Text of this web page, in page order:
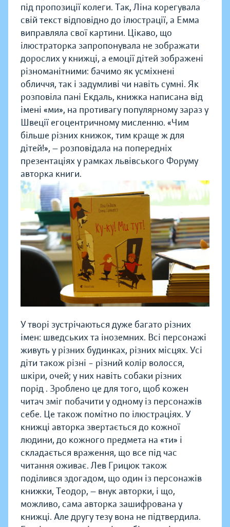
під пропозиції колеги. Так, Ліна корегувала
свій текст відповідно до ілюстрації, а Емма
виправляла свої картини. Цікаво, що
ілюстраторка запропонувала не зображати
дорослих у книжці, а емоції дітей зображені
різноманітними: бачимо як усміхнені
обличчя, так і задумливі чи навіть сумні. Як
розповіла пані Екдаль, книжка написана від
імені «ми», на противагу популярному зараз у
Швеції егоцентричному мисленню. «Чим
більше різних книжок, тим краще ж для
дітей!», — розповідала на попередніх
презентаціях у рамках львівського Форуму
авторка книги.
У творі зустрічаються дуже багато різних
імен: шведських та іноземних. Всі персонажі
живуть у різних будинках, різних місцях. Усі
діти також різні – різний колір волосся,
шкіри, очей; у них навіть собаки різних
порід . Зроблено це для того, щоб кожен
читач зміг побачити у одному із персонажів
себе. Це також помітно по ілюстраціях. У
книжці авторка звертається до кожної
людини, до кожного предмета на «ти» і
складається враження, що все під час
читання оживає. Лев Грицюк також
поділився здогадом, що один із персонажів
книжки, Теодор, — внук авторки, і що,
можливо, сама авторка зашифрована у
книжці. Але другу тезу вона не підтвердила.